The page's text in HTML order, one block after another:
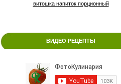
витошка напиток порционный
ВИДЕО РЕЦЕПТЫ